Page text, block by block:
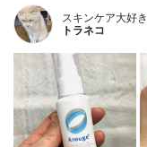
スキンケア大好き
トラネコ